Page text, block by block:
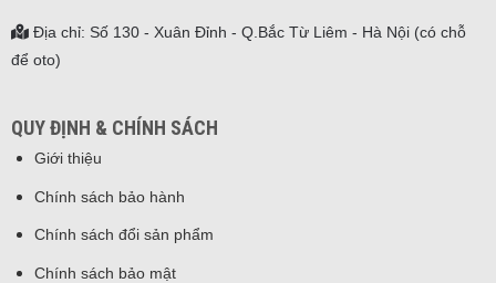
Địa chỉ: Số 130 - Xuân Đỉnh - Q.Bắc Từ Liêm - Hà Nội (có chỗ
để oto)
QUY ĐỊNH & CHÍNH SÁCH
Giới thiệu
Chính sách bảo hành
Chính sách đổi sản phẩm
Chính sách bảo mật